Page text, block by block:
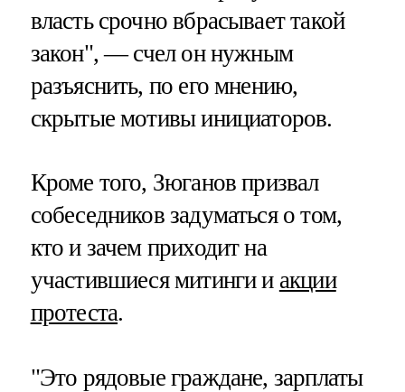
власть срочно вбрасывает такой
закон", — счел он нужным
разъяснить, по его мнению,
скрытые мотивы инициаторов.
Кроме того, Зюганов призвал
собеседников задуматься о том,
кто и зачем приходит на
участившиеся митинги и акции
протеста.
"Это рядовые граждане, зарплаты